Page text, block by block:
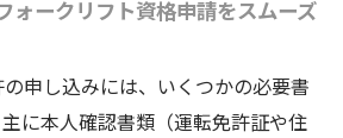
ォークリフト資格申請をスムーズ
申し込みには、いくつかの必要書
に本人確認書類（運転免許証や住